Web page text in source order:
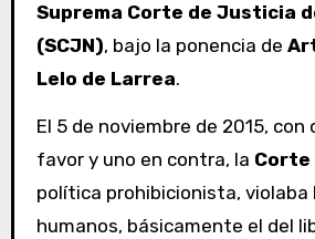
Suprema Corte de Justicia
(SCJN), bajo la ponencia de
Lelo de Larrea.
El 5 de noviembre de 2015,
favor y uno en contra, la Corte
política prohibicionista, violaba
humanos, básicamente el del